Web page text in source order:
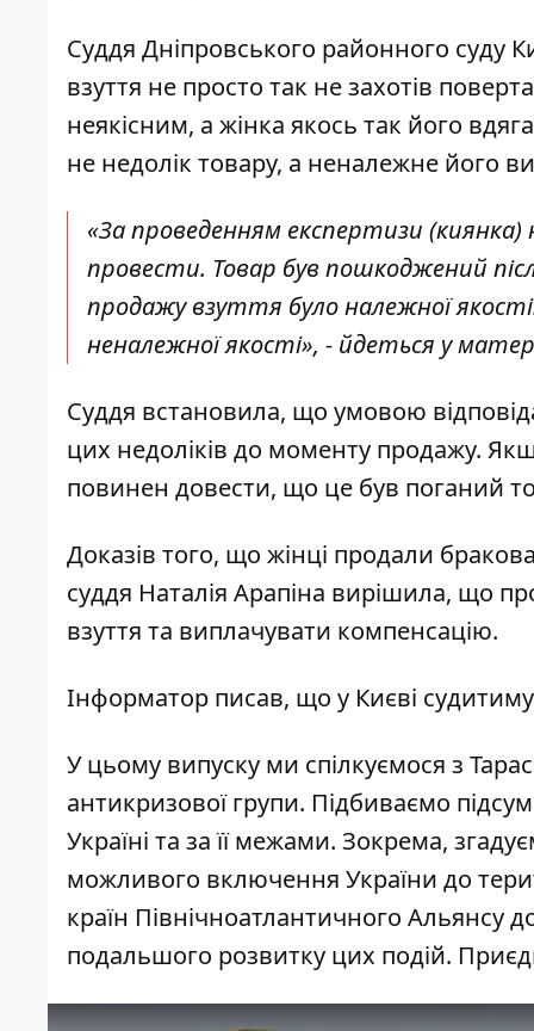
Суддя Дніпровського районного суду
взуття не просто так не захотів
неякісним, а жінка якось так його
не недолік товару, а неналежне його
«За проведенням експертизи (киянка)
провести. Товар був пошкоджений
продажу взуття було належної
неналежної якості», - йдеться у
Суддя встановила, що умовою
цих недоліків до моменту продажу.
повинен довести, що це був поганий
Доказів того, що жінці продали
суддя Наталія Арапіна вирішила, що
взуття та виплачувати компенсацію.
Інформатор писав, що у Києві
У цьому випуску ми спілкуємося з
антикризової групи. Підбиваємо
Україні та за її межами. Зокрема,
можливого включення України до
країн Північноатлантичного Альянсу
подальшого розвитку цих подій.